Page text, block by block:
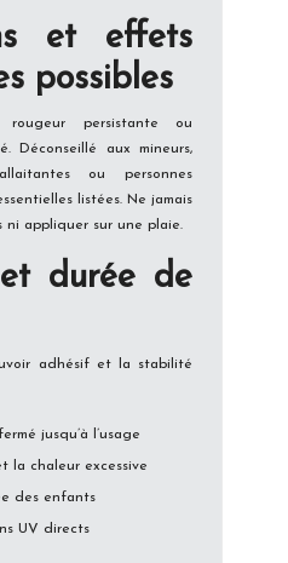
et effets
possibles
persistante ou
Déconseillé aux mineurs,
ou personnes
listées. Ne jamais
ni appliquer sur une plaie.
durée de
adhésif et la stabilité
jusqu’à l’usage
la chaleur excessive
des enfants
UV directs